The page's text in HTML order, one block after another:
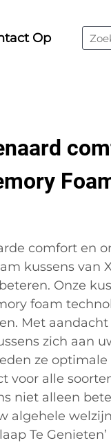
Op
comfort en
kussens van
Onze
foam
Met
zich aan
ze
voor alle
niet alleen
algehele
Te